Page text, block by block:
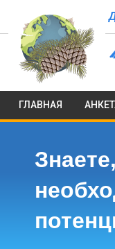
ГЛАВНАЯ